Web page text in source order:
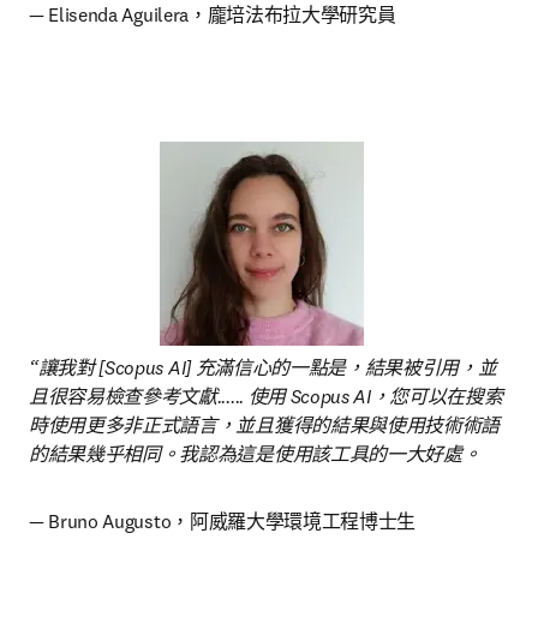
— Elisenda Aguilera，龐培法布拉大學研究員
“讓我對 [Scopus AI] 充滿信心的一點是，結果被引用，並
且很容易檢查參考文獻...... 使用 Scopus AI，您可以在搜索
時使用更多非正式語言，並且獲得的結果與使用技術術語
的結果幾乎相同。我認為這是使用該工具的一大好處。
— Bruno Augusto，阿威羅大學環境工程博士生